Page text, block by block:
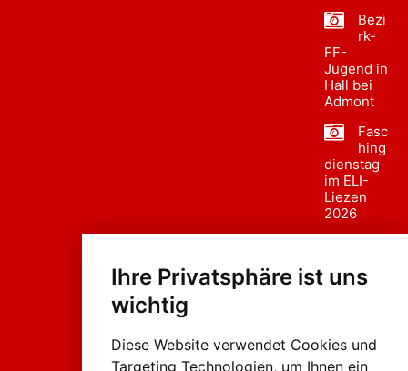
Ihre Privatsphäre ist uns
wichtig
Diese Website verwendet Cookies und
Targeting Technologien, um Ihnen ein
Bezi
rk-
FF-
Jugend in
Hall bei
Admont
Fasc
hing
dienstag
im ELI-
Liezen
2026
sumzug
Liezen